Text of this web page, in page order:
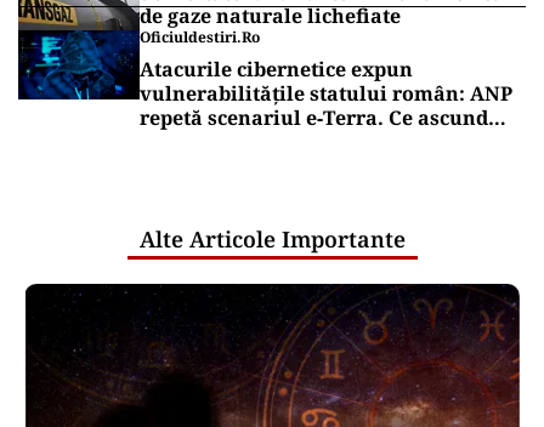
de gaze naturale lichefiate
Oficiuldestiri.ro
Atacurile cibernetice expun
vulnerabilitățile statului român: ANP
repetă scenariul e‑Terra. Ce ascund
Alte Articole Importante